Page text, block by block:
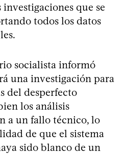
que se
todos los datos
socialista informó
una investigación para
del desperfecto
los análisis
a un fallo técnico, lo
de que el sistema
sido blanco de un